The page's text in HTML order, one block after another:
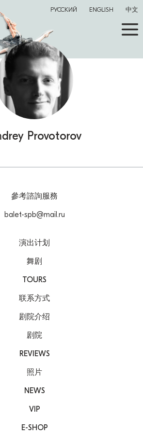
РУССКИЙ ENGLISH 中文
Provotorov
演出计划
舞剧
TOURS
联系方式
剧院介绍
剧院
REVIEWS
照片
NEWS
VIP
E-SHOP
參考諮詢服務
balet-spb@mail.ru